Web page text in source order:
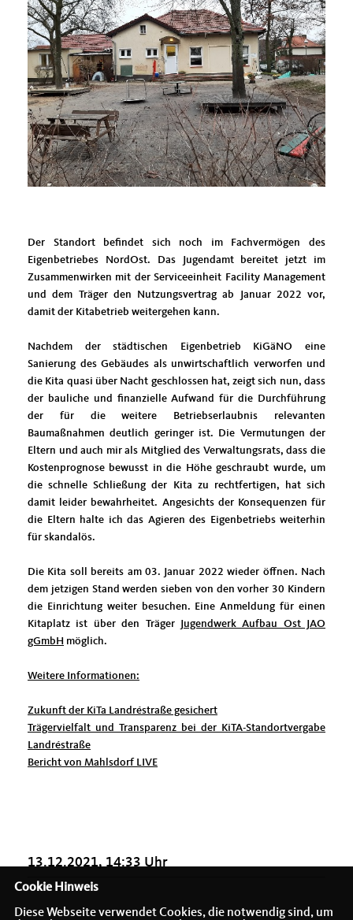
Der Standort befindet sich noch im Fachvermögen des
Eigenbetriebes NordOst. Das Jugendamt bereitet jetzt im
Zusammenwirken mit der Serviceeinheit Facility Management
und dem Träger den Nutzungsvertrag ab Januar 2022 vor,
damit der Kitabetrieb weitergehen kann.
Nachdem der städtischen Eigenbetrieb KiGäNO eine
Sanierung des Gebäudes als unwirtschaftlich verworfen und
die Kita quasi über Nacht geschlossen hat, zeigt sich nun, dass
der bauliche und finanzielle Aufwand für die Durchführung
der für die weitere Betriebserlaubnis relevanten
Baumaßnahmen deutlich geringer ist. Die Vermutungen der
Eltern und auch mir als Mitglied des Verwaltungsrats, dass die
Kostenprognose bewusst in die Höhe geschraubt wurde, um
die schnelle Schließung der Kita zu rechtfertigen, hat sich
damit leider bewahrheitet. Angesichts der Konsequenzen für
die Eltern halte ich das Agieren des Eigenbetriebs weiterhin
für skandalös.
Die Kita soll bereits am 03. Januar 2022 wieder öffnen. Nach
dem jetzigen Stand werden sieben von den vorher 30 Kindern
die Einrichtung weiter besuchen. Eine Anmeldung für einen
Kitaplatz ist über den Träger Jugendwerk Aufbau Ost JAO
gGmbH möglich.
Weitere Informationen:
Zukunft der KiTa Landréstraße gesichert
Trägervielfalt und Transparenz bei der KiTA-Standortvergabe
Landréstraße
Bericht von Mahlsdorf LIVE
13.12.2021, 14:33 Uhr
Cookie Hinweis
Diese Webseite verwendet Cookies, die notwendig sind, um